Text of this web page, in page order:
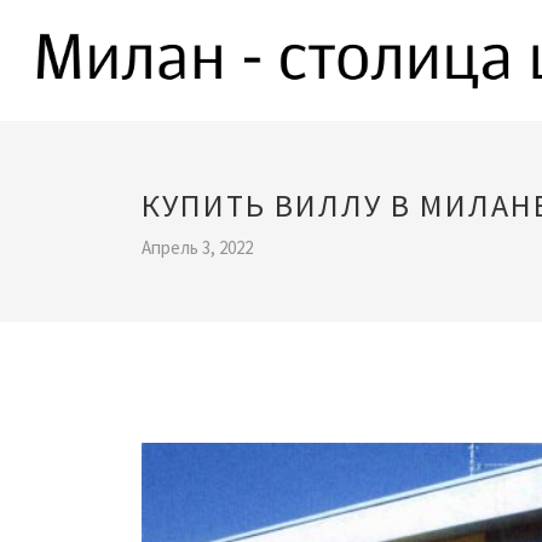
КУПИТЬ ВИЛЛУ В
Апрель 3, 2022